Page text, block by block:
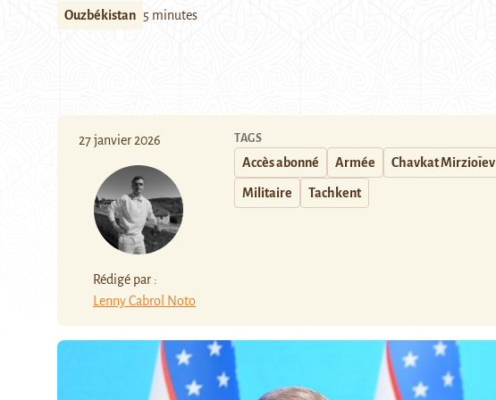
Ouzbékistan 5 minutes
27 janvier 2026
Rédigé par :
Lenny Cabrol Noto
TAGS
Accès abonné Armée Chavkat Mirzioïev
Militaire Tachkent